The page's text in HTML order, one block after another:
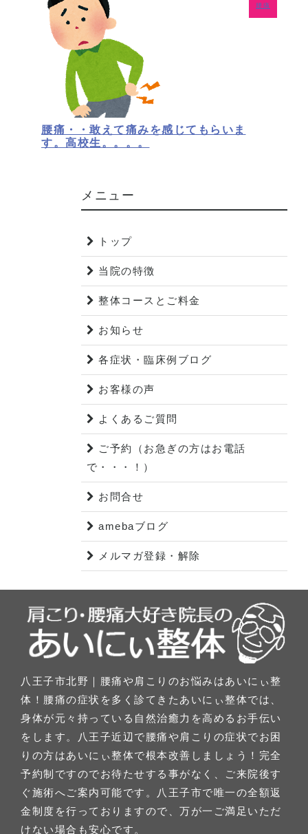
腰痛
腰痛・・敢えて痛みを感じてもらいま
す。高校生。。。。
メニュー
トップ
当院の特徴
整体コースとご料金
お知らせ
各症状・臨床例ブログ
お客様の声
よくあるご質問
ご予約（お急ぎの方はお電話
で・・・！）
お問合せ
amebaブログ
メルマガ登録・解除
八王子市北野｜腰痛や肩こりのお悩みはあいにぃ整
体！腰痛の症状を多く診てきたあいにぃ整体では、
身体が元々持っている自然治癒力を高めるお手伝い
をします。八王子近辺で腰痛や肩こりの症状でお困
りの方はあいにぃ整体で根本改善しましょう！完全
予約制ですのでお待たせする事がなく、ご来院後す
ぐ施術へご案内可能です。八王子市で唯一の全額返
金制度を行っておりますので、万が一ご満足いただ
けない場合も安心です。